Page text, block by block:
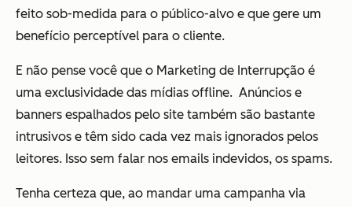
feito sob-medida para o público-alvo e que gere um
benefício perceptível para o cliente.
E não pense você que o Marketing de Interrupção é
uma exclusividade das mídias offline. Anúncios e
banners espalhados pelo site também são bastante
intrusivos e têm sido cada vez mais ignorados pelos
leitores. Isso sem falar nos emails indevidos, os spams.
Tenha certeza que, ao mandar uma campanha via